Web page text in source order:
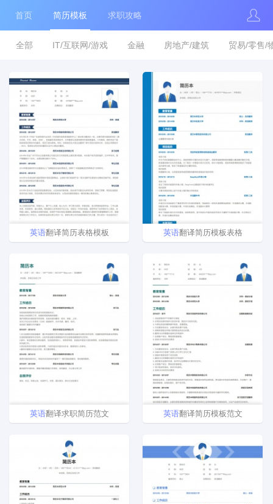
首页 简历模板 求职攻略
全部 IT/互联网/游戏 金融 房地产/建筑 贸易/零售/
英语翻译简历表格模板 英语翻译简历模板表格
英语翻译求职简历范文 英语翻译简历模板范文